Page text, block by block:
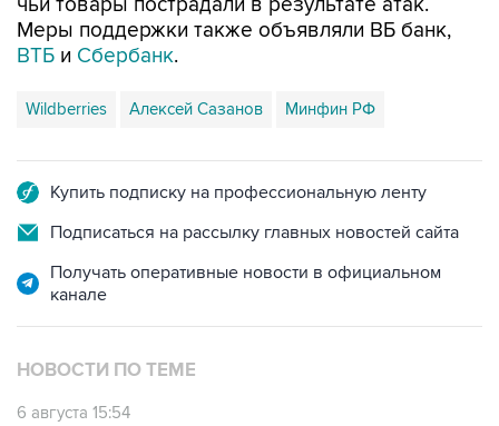
чьи товары пострадали в результате атак.
Меры поддержки также объявляли ВБ банк,
ВТБ и Сбербанк.
Wildberries Алексей Сазанов Минфин РФ
Купить подписку на профессиональную ленту
Подписаться на рассылку главных новостей сайта
Получать оперативные новости в официальном
канале
НОВОСТИ ПО ТЕМЕ
6 августа 15:54